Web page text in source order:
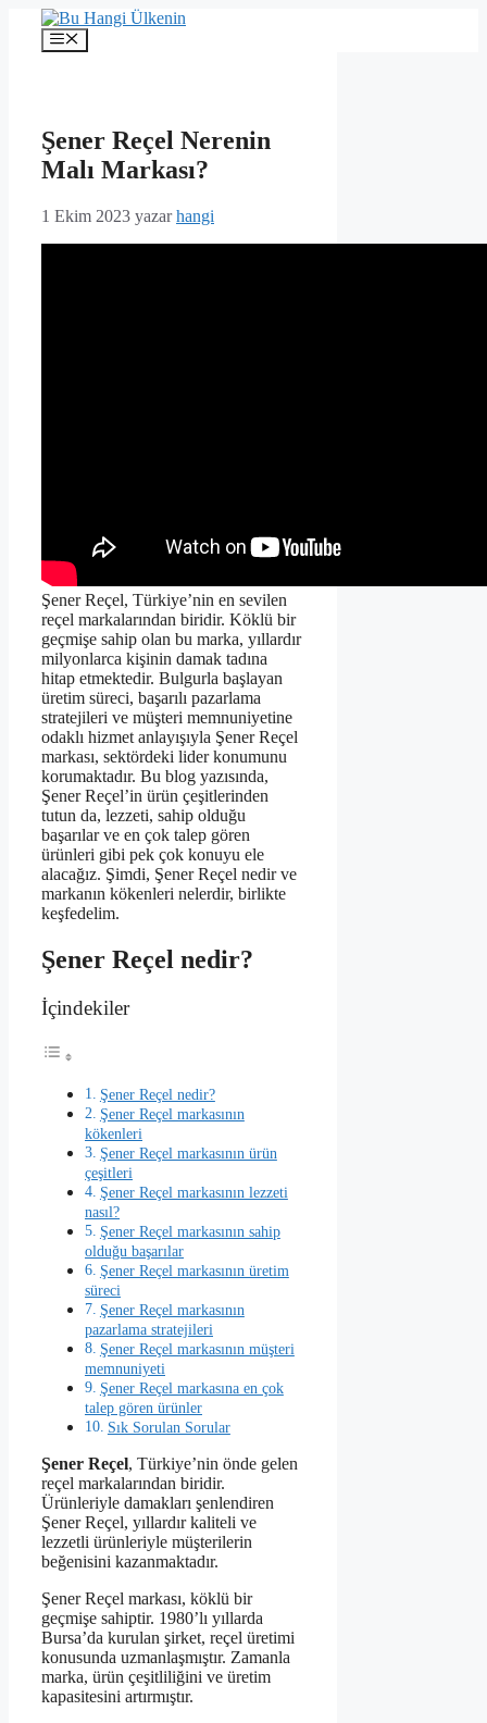
İçeriğe
Menü
Şener Reçel Nerenin
Malı Markası?
1 Ekim 2023 yazarhangi
Şener Reçel, Türkiye’nin en sevilen
reçel markalarından biridir. Köklü bir
geçmişe sahip olan bu marka, yıllardır
milyonlarca kişinin damak tadına
hitap etmektedir. Bulgurla başlayan
üretim süreci, başarılı pazarlama
stratejileri ve müşteri memnuniyetine
odaklı hizmet anlayışıyla Şener Reçel
markası, sektördeki lider konumunu
korumaktadır. Bu blog yazısında,
Şener Reçel’in ürün çeşitlerinden
tutun da, lezzeti, sahip olduğu
başarılar ve en çok talep gören
ürünleri gibi pek çok konuyu ele
alacağız. Şimdi, Şener Reçel nedir ve
markanın kökenleri nelerdir, birlikte
keşfedelim.
Şener Reçel nedir?
İçindekiler
Şener Reçel nedir?
Şener Reçel markasının
kökenleri
Şener Reçel markasının ürün
çeşitleri
Şener Reçel markasının lezzeti
nasıl?
Şener Reçel markasının sahip
olduğu başarılar
Şener Reçel markasının üretim
süreci
Şener Reçel markasının
pazarlama stratejileri
Şener Reçel markasının müşteri
memnuniyeti
Şener Reçel markasına en çok
talep gören ürünler
Sık Sorulan Sorular
Şener Reçel, Türkiye’nin önde gelen
reçel markalarından biridir.
Ürünleriyle damakları şenlendiren
Şener Reçel, yıllardır kaliteli ve
lezzetli ürünleriyle müşterilerin
beğenisini kazanmaktadır.
Şener Reçel markası, köklü bir
geçmişe sahiptir. 1980’lı yıllarda
Bursa’da kurulan şirket, reçel üretimi
konusunda uzmanlaşmıştır. Zamanla
marka, ürün çeşitliliğini ve üretim
kapasitesini artırmıştır.